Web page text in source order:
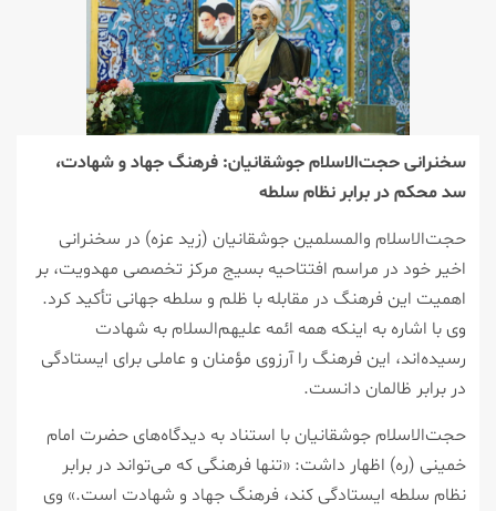
سخنرانی حجت‌الاسلام جوشقانیان: فرهنگ جهاد و شهادت،
سد محکم در برابر نظام سلطه
حجت‌الاسلام والمسلمین جوشقانیان (زید عزه) در سخنرانی
اخیر خود در مراسم افتتاحیه بسیج مرکز تخصصی مهدویت، بر
اهمیت این فرهنگ در مقابله با ظلم و سلطه جهانی تأکید کرد.
وی با اشاره به اینکه همه ائمه علیهم‌السلام به شهادت
رسیده‌اند، این فرهنگ را آرزوی مؤمنان و عاملی برای ایستادگی
در برابر ظالمان دانست.
حجت‌الاسلام جوشقانیان با استناد به دیدگاه‌های حضرت امام
خمینی (ره) اظهار داشت: «تنها فرهنگی که می‌تواند در برابر
نظام سلطه ایستادگی کند، فرهنگ جهاد و شهادت است.» وی